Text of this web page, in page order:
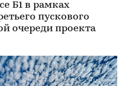
Б1 в рамках
пускового
очереди проекта